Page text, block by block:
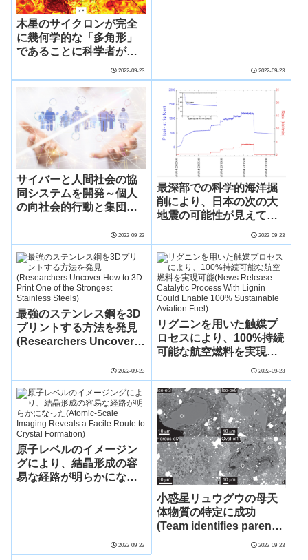
木星のサイクロンが完全
に幾何学的な「多角形」
であることに科学者が困
惑(Scientists Baffled by
Perfectly Geometric
‘Polygons’ of Cyclones
on Jupiter)
2022-09-23 2022-09-23
サイバーと人間社会の協
同システムを開発～個人
の向社会的行動と集団の
2022-09-23
最深部での科学的海洋掘
削により、日本の次の大
地震の可能性が見えてき
た(Deepest Scientific
Ocean Drilling Sheds
Light on Japan’s Next
Great Earthquake)
2022-09-23
最強のステンレス鋼を3D
プリントする方法を発見
(Researchers Uncover
the Strongest Stainless
Steels)
2022-09-23
リグニンを用いた触媒プ
ロセスにより、100%持続
可能な航空燃料を実現可
Catalytic Process With
Lignin Could Enable
100% Sustainable
Aviation Fuel)
2022-09-23
原子レベルのイメージン
グにより、結晶形成の容
易な経路が明らかになっ
2022-09-23
小惑星リュウグウの母天
体物質の特定に成功
(Team identifies parent
body materials in Ryugu
asteroid)
2022-09-23